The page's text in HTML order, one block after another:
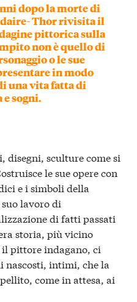
dopo la morte di
Thorrivisita il
pittorica sulla
non è quello di
o le sue
in modo
una vita fatta di
sogni.
disegni, sculture come si
le sue opere con
e i simboli della
lavoro di
di fatti passati
storia, più vicino
il pittore indagano, ci
intimi, che la
come in attesa, ai